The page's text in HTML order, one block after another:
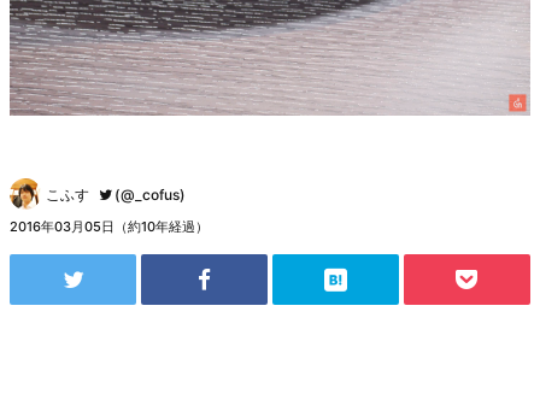
こふす (@_cofus)
2016年03月05日（約10年経過）